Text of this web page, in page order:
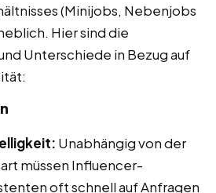
(Minijobs, Nebenjobs
Hier sind die
Unterschiede in Bezug auf
Unabhängig von der
müssen Influencer-
oft schnell auf Anfragen